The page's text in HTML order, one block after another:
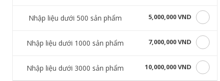
Nhập liệu dưới 500 sản phẩm 5,000,000 VND
Nhập liệu dưới 1000 sản phẩm 7,000,000 VND
Nhập liệu dưới 3000 sản phẩm 10,000,000 VND